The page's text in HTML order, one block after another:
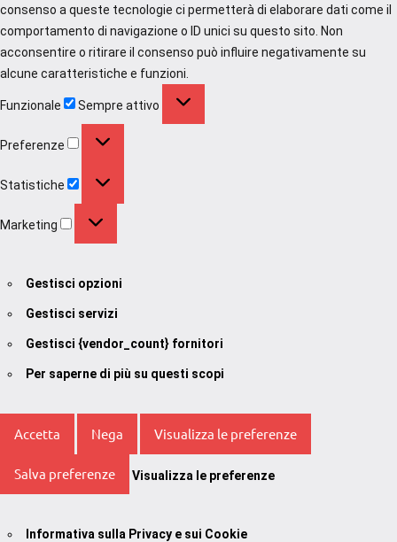
consenso a queste tecnologie ci permetterà di elaborare dati come il
comportamento di navigazione o ID unici su questo sito. Non
acconsentire o ritirare il consenso può influire negativamente su
alcune caratteristiche e funzioni.
Funzionale Sempre attivo
Preferenze
Statistiche
Marketing
Gestisci opzioni
Gestisci servizi
Gestisci {vendor_count} fornitori
Per saperne di più su questi scopi
Accetta Nega Visualizza le preferenze
Salva preferenze Visualizza le preferenze
Informativa sulla Privacy e sui Cookie